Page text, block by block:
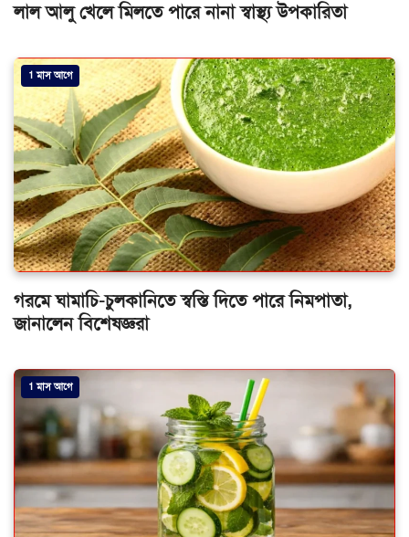
লাল আলু খেলে মিলতে পারে নানা স্বাস্থ্য উপকারিতা
1 মাস আগে
গরমে ঘামাচি-চুলকানিতে স্বস্তি দিতে পারে নিমপাতা,
জানালেন বিশেষজ্ঞরা
1 মাস আগে